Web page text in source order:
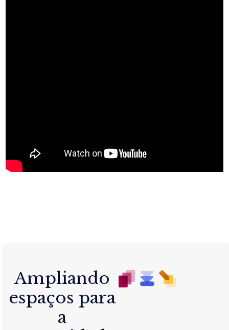
Ampliando
espaços para
a